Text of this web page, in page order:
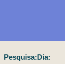
conteúdo
Pesquisa:Dia: